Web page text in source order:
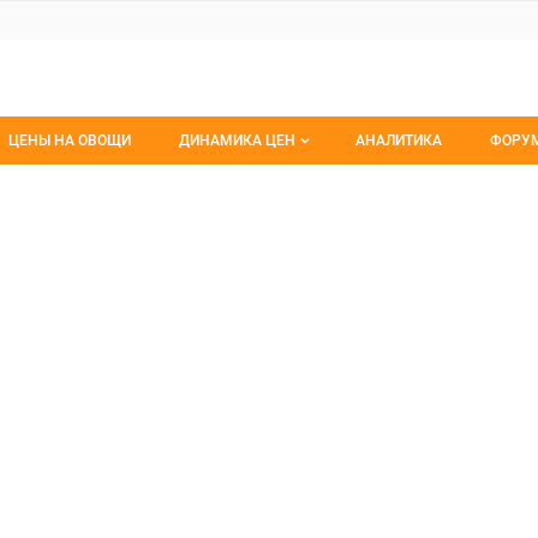
ЦЕНЫ НА ОВОЩИ ДИНАМИКА ЦЕН АНАЛИТИКА